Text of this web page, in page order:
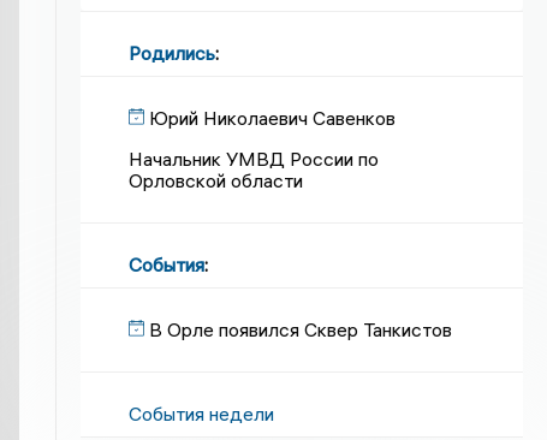
Родились:
Юрий Николаевич Савенков
Начальник УМВД России по
Орловской области
События:
В Орле появился Сквер Танкистов
События недели